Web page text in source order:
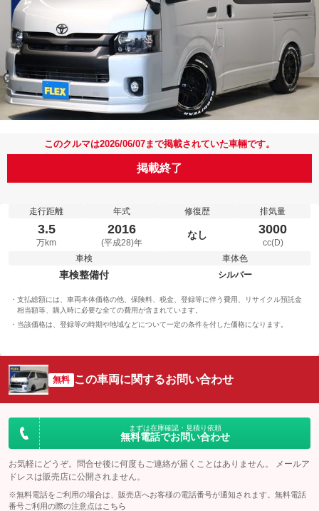
このクルマは2026/06/07まで掲載されていた車輛です。
掲載終了
走行距離
3.5
万km
年式
2016
(平成28)年
修復歴
なし
排気量
3000
cc(D)
車検
車検整備付
車体色
シルバー
支払総額には、車両本体価格の他、保険料、税金、登録等に伴う費用、リサイクル預託金
相当額等、購入時に必要な全ての費用が含まれています。
当該価格は、登録等の時期や地域などについて一定の条件を付した価格になります。
無料 この車両に関するお問い合わせ
まずは在庫確認・見積り依頼
無料電話でお問い合わせ
お気軽にどうぞ。問合せ後に何度もご連絡が届くことはありません。 メールア
ドレスは販売店に公開されません。
※無料電話をご利用の場合は、販売店へお客様の電話番号が通知されます。無料電話
番号ご利用の際の注意点は こちら